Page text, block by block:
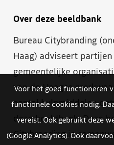
Over deze beeldbank
Bureau Citybranding
Haag) adviseert
gemeentelijke
van de Haagse
aantal hulpmiddelen
deze beeldbank. Deze
Citybranding in
Voor het goed functioneren
functionele cookies nodig.
vereist. Ook gebruikt deze
(Google Analytics). Ook